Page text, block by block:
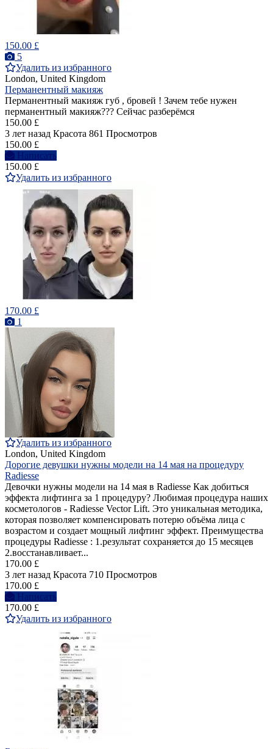
150.00 £
5
Удалить из избранного
London, United Kingdom
Перманентный макияж
Перманентный макияж губ , бровей ! Зачем тебе нужен
перманентный макияж??? Сейчас разберёмся
150.00 £
3 лет назад Красота 861 Просмотров
150.00 £
Написать
150.00 £
Удалить из избранного
170.00 £
1
Удалить из избранного
London, United Kingdom
Дорогие девушки нужны модели на 14 мая на процедуру
Radiesse
Девочки нужны модели на 14 мая в Radiesse Как добиться
эффекта лифтинга за 1 процедуру? Любимая процедура наших
косметологов - Radiesse Vector Lift. Это уникальная методика,
которая позволяет компенсировать потерю объёма лица с
возрастом и создает мощный лифтинг эффект. Преимущества
процедуры Radiesse : 1.результат сохраняется до 15 месяцев
2.восстанавливает...
170.00 £
3 лет назад Красота 710 Просмотров
170.00 £
Написать
170.00 £
Удалить из избранного